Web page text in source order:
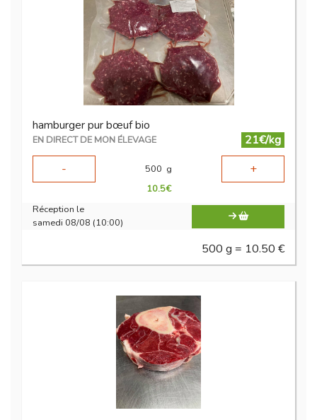
hamburger pur bœuf bio
EN DIRECT DE MON ÉLEVAGE
21€/kg
-
500 g +
10.5€
Réception le
samedi 08/08 (10:00)
500 g = 10.50 €